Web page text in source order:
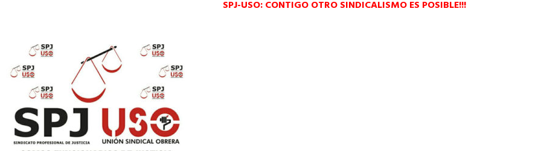
SPJ-USO: CONTIGO OTRO SINDICALISMO ES POSIBLE!!!